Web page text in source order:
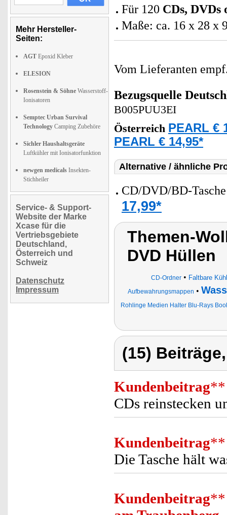
Mehr Hersteller-
Seiten:
AGT Epoxid Kleber
ELESION
Rosenstein & Söhne Wasserstoff-
Ionisatoren
Semptec Urban Survival
Technology Camping Zubehöre
Sichler Haushaltsgeräte
Luftkühler mit Ionisatorfunktion
newgen medicals Insekten-
Stichheiler
Service- & Support-
Website der Marke
Xcase für die
Vertriebsgebiete
Deutschland,
Österreich und
Schweiz
Datenschutz
Impressum
Für 120 CDs, DVDs
Maße: ca. 16 x 28 x
Vom Lieferanten
Bezugsquelle
B005PUU3EI
Österreich PEARL €
PEARL € 14,95*
Alternative / ähnliche
CD/DVD/BD-
17,99*
Themen-
DVD Hüllen
CD-Ordner • Faltbare
Aufbewahrungsmappen •
Rohlinge Medien Halter Blu-Rays
(15)
Kundenbeitrag**
CDs reinstecken
Kundenbeitrag**
Die Tasche hält
Kundenbeitrag**